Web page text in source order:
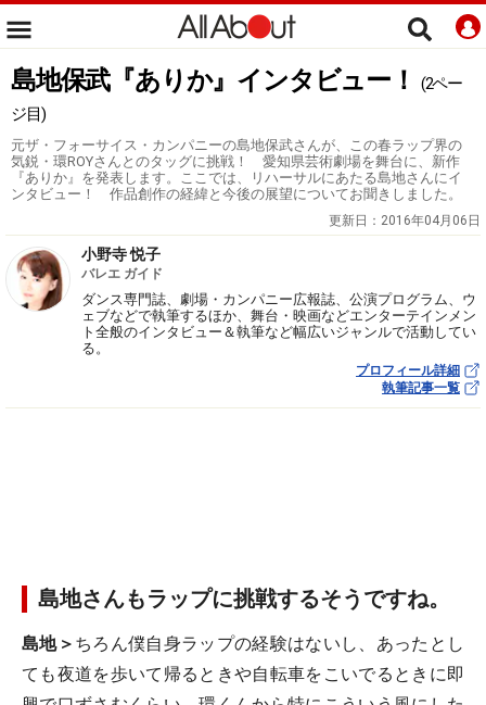
島地保武『ありか』インタビュー！
(2ペー
ジ目)
元ザ・フォーサイス・カンパニーの島地保武さんが、この春ラップ界の
気鋭・環ROYさんとのタッグに挑戦！ 愛知県芸術劇場を舞台に、新作
『ありか』を発表します。ここでは、リハーサルにあたる島地さんにイ
ンタビュー！ 作品創作の経緯と今後の展望についてお聞きしました。
更新日： 2016年04月06日
小野寺 悦子
バレエ ガイド
ダンス専門誌、劇場・カンパニー広報誌、公演プログラム、ウ
ェブなどで執筆するほか、舞台・映画などエンターテインメン
ト全般のインタビュー＆執筆など幅広いジャンルで活動してい
る。
プロフィール詳細
執筆記事一覧
島地さんもラップに挑戦するそうですね。
島地＞ ちろん僕自身ラップの経験はないし、あったとし
ても夜道を歩いて帰るときや自転車をこいでるときに即